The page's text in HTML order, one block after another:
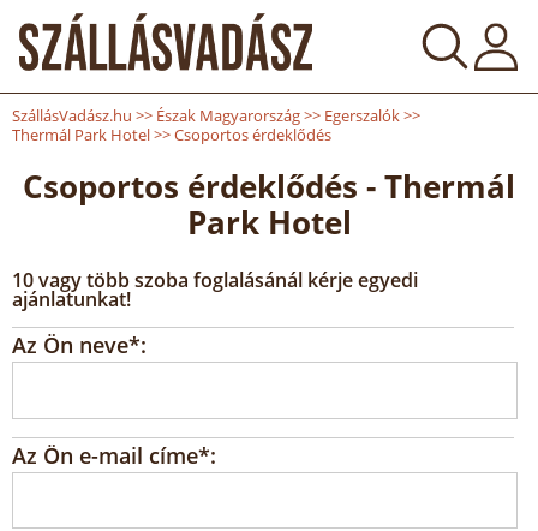
SzállásVadász.hu >> Észak Magyarország>> Egerszalók>>
Thermál Park Hotel>>Csoportos érdeklődés
Csoportos érdeklődés - Thermál
Park Hotel
10 vagy több szoba foglalásánál kérje egyedi
ajánlatunkat!
Az Ön neve*:
Az Ön e-mail címe*: